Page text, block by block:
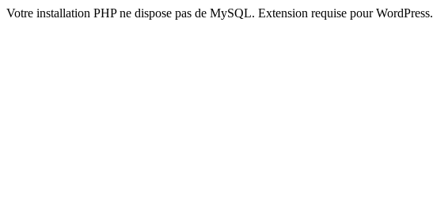
Votre installation PHP ne dispose pas de MySQL. Extension requise pour WordPress.